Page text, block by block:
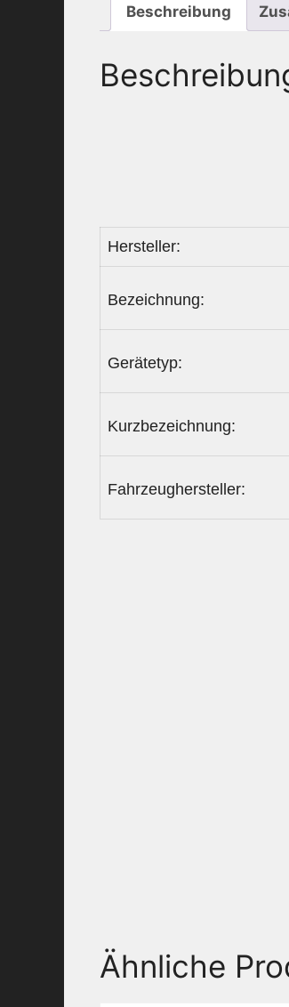
Beschreibung
Hersteller:
Bezeichnung:
Gerätetyp:
Kurzbezeichnung:
Fahrzeughersteller:
Ähnliche